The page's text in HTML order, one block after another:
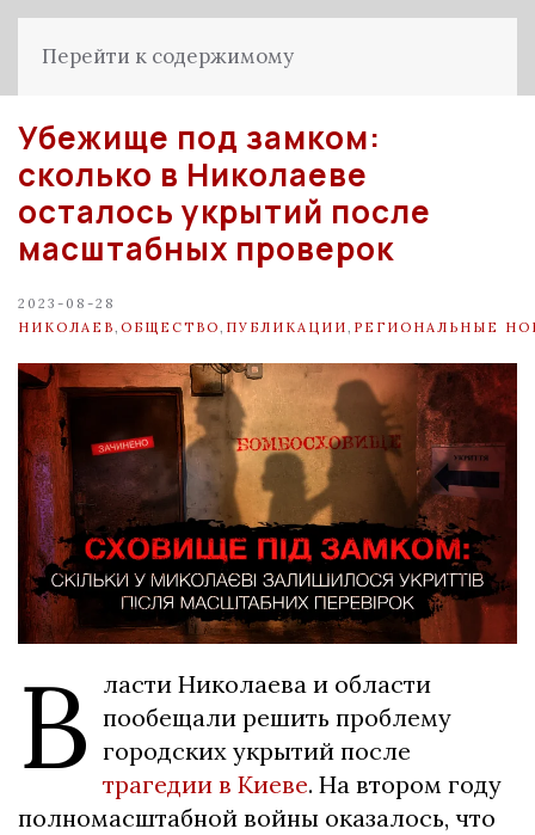
Перейти к содержимому
Убежище под замком:
сколько в Николаеве
осталось укрытий после
масштабных проверок
2023-08-28
НИКОЛАЕВ ОБЩЕСТВО ПУБЛИКАЦИИ РЕГИОНАЛЬНЫЕ
В ласти Николаева и области
пообещали решить проблему
городских укрытий после
трагедии в Киеве. На втором году
полномасштабной войны оказалось, что